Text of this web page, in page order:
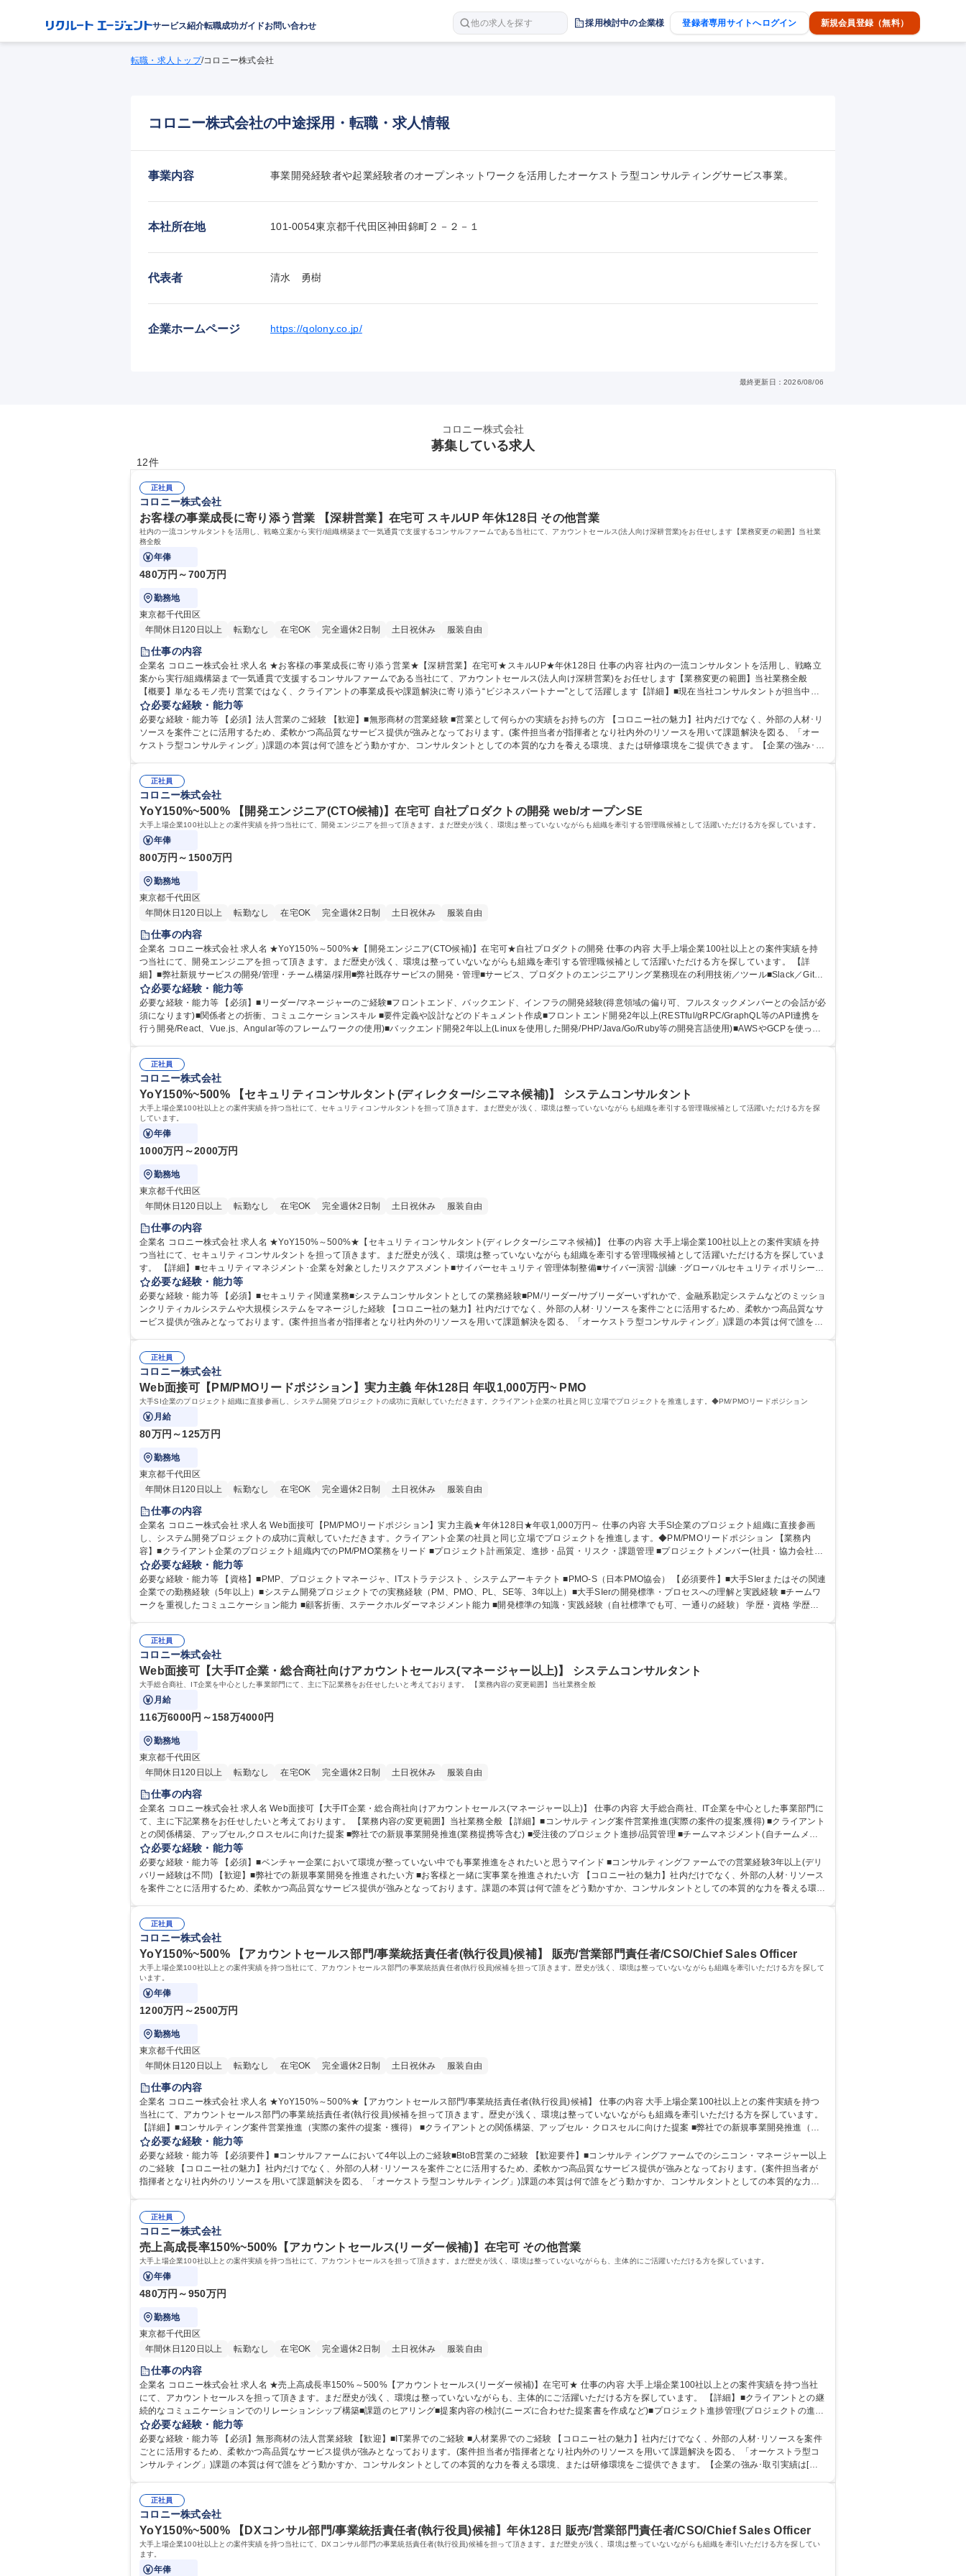
サービス紹介転職成功ガイドお問い合わせ 他の求人を探す 採用検討中の企業様 登録者専用サイトへログイン 新規会員登録（無料）
転職・求人トップ/コロニー株式会社
コロニー株式会社の中途採用・転職・求人情報
事業内容 事業開発経験者や起業経験者のオープンネットワークを活用したオーケストラ型コンサルティングサービス事業。
本社所在地 101-0054東京都千代田区神田錦町２－２－１
代表者 清水　勇樹
企業ホームページ https://qolony.co.jp/
最終更新日：2026/08/06
コロニー株式会社
募集している求人
12件
正社員
コロニー株式会社
お客様の事業成長に寄り添う営業 【深耕営業】在宅可 スキルUP 年休128日 その他営業
社内の一流コンサルタントを活用し、戦略立案から実行/組織構築まで一気通貫で支援するコンサルファームである当社にて、アカウントセールス(法人向け深耕営業)をお任せします【業務変更の範囲】当社業
務全般
年俸
480万円～700万円
勤務地
東京都千代田区
年間休日120日以上
転勤なし 在宅OK 完全週休2日制 土日祝休み 服装自由
仕事の内容
企業名 コロニー株式会社 求人名 ★お客様の事業成長に寄り添う営業★【深耕営業】在宅可★スキルUP★年休128日 仕事の内容 社内の一流コンサルタントを活用し、戦略立
案から実行/組織構築まで一気通貫で支援するコンサルファームである当社にて、アカウントセールス(法人向け深耕営業)をお任せします【業務変更の範囲】当社業務全般
【概要】単なるモノ売り営業ではなく、クライアントの事業成長や課題解決に寄り添う“ビジネスパートナー”として活躍します【詳細】■現在当社コンサルタントが担当中の
案件及び企業にプロジェクトの状況や課題を定期的に接点を実施し確認。プロジェクトの進捗状況やプロジェクトオーナーの課題･要望を引き出し、必要であれば追加コンサ
ルタントのアサインや現場コンサルタントへの接続を行い、プロジェクトをサポート 募集職種 ★お客様の事業成長に寄り添う営業★【深耕営業】在宅可★スキルUP★年休1
28日
必要な経験・能力等
必要な経験・能力等 【必須】法人営業のご経験 【歓迎】■無形商材の営業経験 ■営業として何らかの実績をお持ちの方 【コロニー社の魅力】社内だけでなく、外部の人材･リ
ソースを案件ごとに活用するため、柔軟かつ高品質なサービス提供が強みとなっております。(案件担当者が指揮者となり社内外のリソースを用いて課題解決を図る、「オー
ケストラ型コンサルティング」)課題の本質は何で誰をどう動かすか、コンサルタントとしての本質的な力を養える環境、または研修環境をご提供できます。【企業の強み･取
正社員
コロニー株式会社
YoY150%~500% 【開発エンジニア(CTO候補)】在宅可 自社プロダクトの開発 web/オープンSE
大手上場企業100社以上との案件実績を持つ当社にて、開発エンジニアを担って頂きます。まだ歴史が浅く、環境は整っていないながらも組織を牽引する管理職候補として活躍いただける方を探しています。
年俸
800万円～1500万円
勤務地
東京都千代田区
年間休日120日以上
転勤なし 在宅OK 完全週休2日制 土日祝休み 服装自由
仕事の内容
企業名 コロニー株式会社 求人名 ★YoY150%～500%★【開発エンジニア(CTO候補)】在宅可★自社プロダクトの開発 仕事の内容 大手上場企業100社以上との案件実績を持
つ当社にて、開発エンジニアを担って頂きます。まだ歴史が浅く、環境は整っていないながらも組織を牽引する管理職候補として活躍いただける方を探しています。 【詳
細】■弊社新規サービスの開発/管理・チーム構築/採用■弊社既存サービスの開発・管理■サービス、プロダクトのエンジニアリング業務現在の利用技術／ツール■Slack／Githu
b ・Docker ・AWS ・Golang ・Angular/TypeScript※ただし、新規サービスにおいては、上記以外も採用可能。 [業務内容の変更の範囲:当社業務全般] 募集職種 ★YoY150%
～500%★【開発エンジニア(CTO候補)】在宅可★自社プロダクトの開発
必要な経験・能力等
必要な経験・能力等 【必須】■リーダー/マネージャーのご経験■フロントエンド、バックエンド、インフラの開発経験(得意領域の偏り可、フルスタックメンバーとの会話が必
須になります)■関係者との折衝、コミュニケーションスキル ■要件定義や設計などのドキュメント作成■フロントエンド開発2年以上(RESTful/gRPC/GraphQL等のAPI連携を
行う開発/React、Vue.js、Angular等のフレームワークの使用)■バックエンド開発2年以上(Linuxを使用した開発/PHP/Java/Go/Ruby等の開発言語使用)■AWSやGCPを使った
正社員
コロニー株式会社
YoY150%~500% 【セキュリティコンサルタント(ディレクター/シニマネ候補)】 システムコンサルタント
大手上場企業100社以上との案件実績を持つ当社にて、セキュリティコンサルタントを担って頂きます。まだ歴史が浅く、環境は整っていないながらも組織を牽引する管理職候補として活躍いただける方を探
しています。
年俸
1000万円～2000万円
勤務地
東京都千代田区
年間休日120日以上
転勤なし 在宅OK 完全週休2日制 土日祝休み 服装自由
仕事の内容
企業名 コロニー株式会社 求人名 ★YoY150%～500%★【セキュリティコンサルタント(ディレクター/シニマネ候補)】 仕事の内容 大手上場企業100社以上との案件実績を持
つ当社にて、セキュリティコンサルタントを担って頂きます。まだ歴史が浅く、環境は整っていないながらも組織を牽引する管理職候補として活躍いただける方を探していま
す。 【詳細】■セキュリティマネジメント･企業を対象としたリスクアスメント■サイバーセキュリティ管理体制整備■サイバー演習･訓練 ･グローバルセキュリティポリシー策
定■セキュリティソリューション導入に関する上流工程(構想策定/方式設計/要件定義)や上流設計対応･セキュリティソリューション導入に関するPMO推進■デジタルリスクマ
ネジメント戦略策定(デジタルセキュリティ/データガバナンス)※備考欄に続く 募集職種 ★YoY150%～500%★【セキュリティコンサルタント(ディレクター/シニマネ候補)】
必要な経験・能力等
必要な経験・能力等 【必須】■セキュリティ関連業務■システムコンサルタントとしての業務経験■PM/リーダー/サブリーダーいずれかで、金融系勘定システムなどのミッショ
ンクリティカルシステムや大規模システムをマネージした経験 【コロニー社の魅力】社内だけでなく、外部の人材･リソースを案件ごとに活用するため、柔軟かつ高品質なサ
ービス提供が強みとなっております。(案件担当者が指揮者となり社内外のリソースを用いて課題解決を図る、「オーケストラ型コンサルティング」)課題の本質は何で誰をど
正社員
コロニー株式会社
Web面接可【PM/PMOリードポジション】実力主義 年休128日 年収1,000万円~ PMO
大手SI企業のプロジェクト組織に直接参画し、システム開発プロジェクトの成功に貢献していただきます。クライアント企業の社員と同じ立場でプロジェクトを推進します。◆PM/PMOリードポジション
月給
80万円～125万円
勤務地
東京都千代田区
年間休日120日以上
転勤なし 在宅OK 完全週休2日制 土日祝休み 服装自由
仕事の内容
企業名 コロニー株式会社 求人名 Web面接可【PM/PMOリードポジション】実力主義★年休128日★年収1,000万円～ 仕事の内容 大手SI企業のプロジェクト組織に直接参画
し、システム開発プロジェクトの成功に貢献していただきます。クライアント企業の社員と同じ立場でプロジェクトを推進します。◆PM/PMOリードポジション 【業務内
容】■クライアント企業のプロジェクト組織内でのPM/PMO業務をリード ■プロジェクト計画策定、進捗・品質・リスク・課題管理 ■プロジェクトメンバー(社員・協力会社含
む)のマネジメント ■ステークホルダーとの調整、報告、会議運営 ■プロジェクト標準の適用、プロセス改善活動 ■大規模案件(数十億円規模、数百名体制)への参画機会あり ■
大手SIer案件に継続的に参画可能(慣れた文化・標準を活かせる環境) 募集職種 Web面接可【PM/PMOリードポジション】実力主義★年休128日★年収1,000万円～
必要な経験・能力等
必要な経験・能力等 【資格】■PMP、プロジェクトマネージャ、ITストラテジスト、システムアーキテクト ■PMO-S（日本PMO協会） 【必須要件】■大手SIerまたはその関連
企業での勤務経験（5年以上）■システム開発プロジェクトでの実務経験（PM、PMO、PL、SE等、3年以上）■大手SIerの開発標準・プロセスへの理解と実践経験 ■チームワ
ークを重視したコミュニケーション能力 ■顧客折衝、ステークホルダーマネジメント能力 ■開発標準の知識・実践経験（自社標準でも可、一通りの経験） 学歴・資格 学歴：
正社員
コロニー株式会社
Web面接可【大手IT企業・総合商社向けアカウントセールス(マネージャー以上)】 システムコンサルタント
大手総合商社、IT企業を中心とした事業部門にて、主に下記業務をお任せしたいと考えております。 【業務内容の変更範囲】当社業務全般
月給
116万6000円～158万4000円
勤務地
東京都千代田区
年間休日120日以上
転勤なし 在宅OK 完全週休2日制 土日祝休み 服装自由
仕事の内容
企業名 コロニー株式会社 求人名 Web面接可【大手IT企業・総合商社向けアカウントセールス(マネージャー以上)】 仕事の内容 大手総合商社、IT企業を中心とした事業部門に
て、主に下記業務をお任せしたいと考えております。 【業務内容の変更範囲】当社業務全般 【詳細】■コンサルティング案件営業推進(実際の案件の提案,獲得) ■クライアント
との関係構築、アップセル,クロスセルに向けた提案 ■弊社での新規事業開発推進(業務提携等含む) ■受注後のプロジェクト進捗/品質管理 ■チームマネジメント(自チームメン
バーの育成・評価)など WebサービスやRPA/AI/MAの調査・導入支援から、ベンチャー企業とのアライアンスまで、 日系・外資大手企業様を中心に幅広く支援を行っておりま
す。 募集職種 Web面接可【大手IT企業・総合商社向けアカウントセールス(マネージャー以上)】
必要な経験・能力等
必要な経験・能力等 【必須】■ベンチャー企業において環境が整っていない中でも事業推進をされたいと思うマインド ■コンサルティングファームでの営業経験3年以上(デリ
バリー経験は不問) 【歓迎】■弊社での新規事業開発を推進されたい方 ■お客様と一緒に実事業を推進されたい方 【コロニー社の魅力】社内だけでなく、外部の人材･リソース
を案件ごとに活用するため、柔軟かつ高品質なサービス提供が強みとなっております。課題の本質は何で誰をどう動かすか、コンサルタントとしての本質的な力を養える環
正社員
コロニー株式会社
YoY150%~500% 【アカウントセールス部門/事業統括責任者(執行役員)候補】 販売/営業部門責任者/CSO/Chief Sales Officer
大手上場企業100社以上との案件実績を持つ当社にて、アカウントセールス部門の事業統括責任者(執行役員)候補を担って頂きます。歴史が浅く、環境は整っていないながらも組織を牽引いただける方を探して
います。
年俸
1200万円～2500万円
勤務地
東京都千代田区
年間休日120日以上
転勤なし 在宅OK 完全週休2日制 土日祝休み 服装自由
仕事の内容
企業名 コロニー株式会社 求人名 ★YoY150%～500%★【アカウントセールス部門/事業統括責任者(執行役員)候補】 仕事の内容 大手上場企業100社以上との案件実績を持つ
当社にて、アカウントセールス部門の事業統括責任者(執行役員)候補を担って頂きます。歴史が浅く、環境は整っていないながらも組織を牽引いただける方を探しています。
【詳細】■コンサルティング案件営業推進（実際の案件の提案・獲得） ■クライアントとの関係構築、アップセル・クロスセルに向けた提案 ■弊社での新規事業開発推進（業
務提携等含む） ■受注後のプロジェクト進捗/品質管理 ■チームマネジメント（自チームメンバーの育成・評価） 【業務変更の範囲】当社業務全般 募集職種 ★YoY150%～50
0%★【アカウントセールス部門/事業統括責任者(執行役員)候補】
必要な経験・能力等
必要な経験・能力等 【必須要件】■コンサルファームにおいて4年以上のご経験■BtoB営業のご経験 【歓迎要件】■コンサルティングファームでのシニコン・マネージャー以上
のご経験 【コロニー社の魅力】社内だけでなく、外部の人材･リソースを案件ごとに活用するため、柔軟かつ高品質なサービス提供が強みとなっております。(案件担当者が
指揮者となり社内外のリソースを用いて課題解決を図る、「オーケストラ型コンサルティング」)課題の本質は何で誰をどう動かすか、コンサルタントとしての本質的な力を
正社員
コロニー株式会社
売上高成長率150%~500%【アカウントセールス(リーダー候補)】在宅可 その他営業
大手上場企業100社以上との案件実績を持つ当社にて、アカウントセールスを担って頂きます。まだ歴史が浅く、環境は整っていないながらも、主体的にご活躍いただける方を探しています。
年俸
480万円～950万円
勤務地
東京都千代田区
年間休日120日以上
転勤なし 在宅OK 完全週休2日制 土日祝休み 服装自由
仕事の内容
企業名 コロニー株式会社 求人名 ★売上高成長率150%～500%【アカウントセールス(リーダー候補)】在宅可★ 仕事の内容 大手上場企業100社以上との案件実績を持つ当社
にて、アカウントセールスを担って頂きます。まだ歴史が浅く、環境は整っていないながらも、主体的にご活躍いただける方を探しています。 【詳細】■クライアントとの継
続的なコミュニケーションでのリレーションシップ構築■課題のヒアリング■提案内容の検討(ニーズに合わせた提案書を作成など)■プロジェクト進捗管理(プロジェクトの進行
状況を確認しクライアントの期待に応える)■プロジェクトの品質管理(プロジェクトの途中で発生する問題を迅速に解決し、満足度を維持)■アップセル/クロスセル活動■社内マ
ネジメント業務【業務変更の範囲】当社業務全般 募集職種 ★売上高成長率150%～500%【アカウントセールス(リーダー候補)】在宅可★
必要な経験・能力等
必要な経験・能力等 【必須】無形商材の法人営業経験 【歓迎】■IT業界でのご経験 ■人材業界でのご経験 【コロニー社の魅力】社内だけでなく、外部の人材･リソースを案件
ごとに活用するため、柔軟かつ高品質なサービス提供が強みとなっております。(案件担当者が指揮者となり社内外のリソースを用いて課題解決を図る、「オーケストラ型コ
ンサルティング」)課題の本質は何で誰をどう動かすか、コンサルタントとしての本質的な力を養える環境、または研修環境をご提供できます。【企業の強み･取引実績は[備
正社員
コロニー株式会社
YoY150%~500% 【DXコンサル部門/事業統括責任者(執行役員)候補】年休128日 販売/営業部門責任者/CSO/Chief Sales Officer
大手上場企業100社以上との案件実績を持つ当社にて、DXコンサル部門の事業統括責任者(執行役員)候補を担って頂きます。まだ歴史が浅く、環境は整っていないながらも組織を牽引いただける方を探してい
ます。
年俸